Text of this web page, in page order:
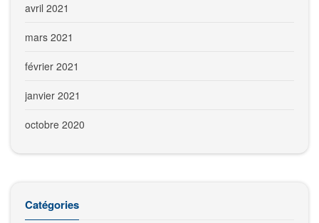
avril 2021
mars 2021
février 2021
janvier 2021
octobre 2020
Catégories